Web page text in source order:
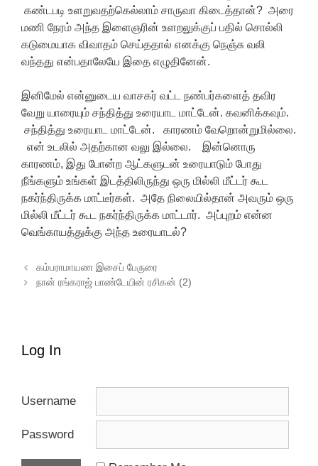
கண்டபடி உளறுவதற்கெல்லாம் சாருவா கிடைத்தான்? அரை
மணி நேரம் அந்த இளைஞரின் உளறலுக்குப் பதில் சொல்லி
கடுமையாக விவாதம் செய்ததால் எனக்கு நெஞ்சு வலி
வந்தது என்பதாலேயே இதை எழுதினேன்.
இனிமேல் என்னுடைய வாசகர் வட்ட நண்பர்களைத் தவிர
வேறு யாரையும் சந்தித்து உரையாட மாட்டேன். கவனிக்கவும்.
சந்தித்து உரையாட மாட்டேன். காரணம் வேறொன்றுமில்லை.
என் உடலில் அதற்கான வலு இல்லை. இன்னொரு
காரணம், இது போன்ற ஆட்களுடன் உரையாடும் போது
நீங்களும் உங்கள் இடத்திலிருந்து ஒரு மில்லி மீட்டர் கூட
நகர்ந்திருக்க மாட்டீர்கள். அதே நிலையில்தான் அவரும் ஒரு
மில்லி மீட்டர் கூட நகர்ந்திருக்க மாட்டார். அப்புறம் என்ன
வெங்காயத்துக்கு அந்த உரையாடல்?
Post navigation
கம்பராமாயண இசைப் பேருரை
நான் ரங்கராஜ் பாண்டேயின் ரசிகன் (2)
Log In
Username
Password